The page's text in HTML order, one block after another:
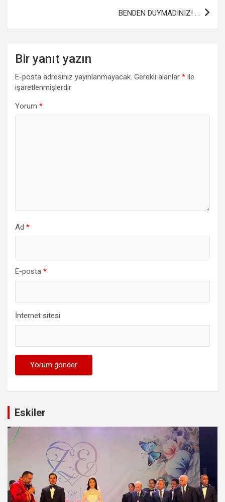
BENDEN DUYMADINIZ! . .
Bir yanıt yazın
E-posta adresiniz yayınlanmayacak. Gerekli alanlar * ile
işaretlenmişlerdir
Yorum *
Ad *
E-posta *
İnternet sitesi
Eskiler